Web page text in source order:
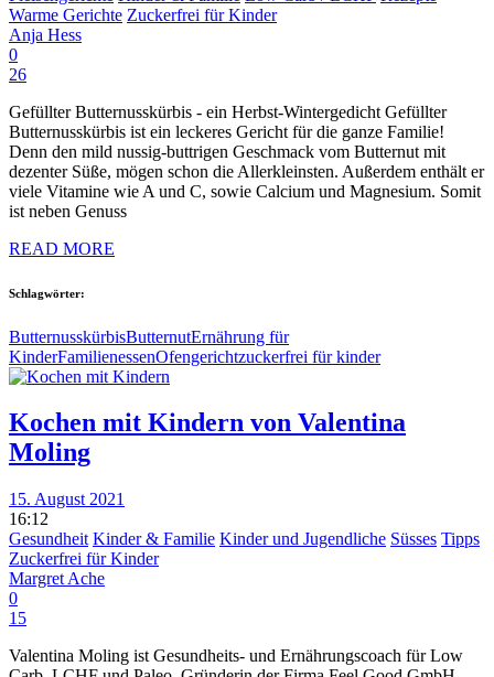
Warme Gerichte Zuckerfrei für Kinder
Anja Hess
0
26
Gefüllter Butternusskürbis - ein Herbst-Wintergedicht Gefüllter
Butternusskürbis ist ein leckeres Gericht für die ganze Familie!
Denn den mild nussig-buttrigen Geschmack vom Butternut mit
dezenter Süße, mögen schon die Allerkleinsten. Außerdem enthält er
viele Vitamine wie A und C, sowie Calcium und Magnesium. Somit
ist neben Genuss
READ MORE
Schlagwörter:
ButternusskürbisButternutErnährung für
KinderFamilienessenOfengerichtzuckerfrei für kinder
Kochen mit Kindern von Valentina
Moling
15. August 2021
16:12
Gesundheit Kinder & Familie Kinder und Jugendliche Süsses Tipps
Zuckerfrei für Kinder
Margret Ache
0
15
Valentina Moling ist Gesundheits- und Ernährungscoach für Low